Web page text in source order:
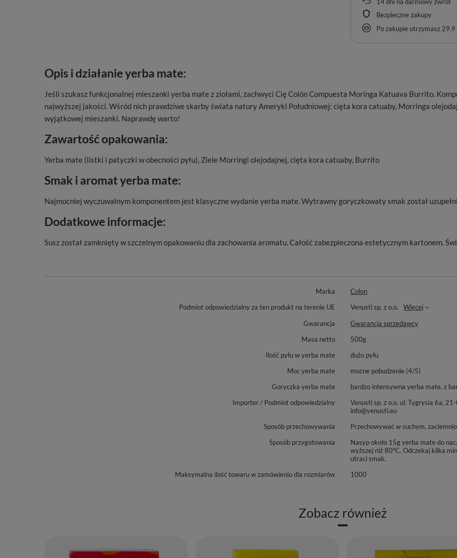
Bezpieczne zakupy
Po zakupie otrzymasz 29.9
Opis i działanie yerba mate:
Jeśli szukasz funkcjonalnej mieszanki yerba mate z ziołami, zachwyci Cię Colón Compuesta Moringa Katuava Burrito.
najwyższej jakości. Wśród nich prawdziwe skarby świata natury Ameryki Południowej: cięta kora catuaby, Morringa
wyjątkowej mieszanki. Naprawdę warto!
Zawartość opakowania:
Yerba mate (listki i patyczki w obecności pyłu), Ziele Morringi olejodajnej, cięta kora catuaby, Burrito
Smak i aromat yerba mate:
Najmocniej wyczuwalnym komponentem jest klasyczne wydanie yerba mate. Wytrawny goryczkowaty smak został
Dodatkowe informacje:
Susz został zamknięty w szczelnym opakowaniu dla zachowania aromatu. Całość zabezpieczona estetycznym kartonem.
Marka
Colon
Podmiot odpowiedzialny za ten produkt na terenie UE
Venusti sp. z o.o.
Więcej
Gwarancja
Gwarancja sprzedawcy
Masa netto
500g
Ilość pyłu w yerba mate
dużo pyłu
Moc yerba mate
mocne pobudzenie (4/5)
Goryczka yerba mate
bardzo intensywna yerba mate, z
Importer / Podmiot odpowiedzialny
Venusti sp. z o.o. ul. Tygrysia 6a,
info@venusti.eu
Sposób przechowywania
Przechowywać w suchym,
Sposób przygotowania
Nasyp około 15g yerba mate do
wyższej niż 80°C. Odczekaj kilka
utraci smak.
Maksymalna ilość towaru w zamówieniu dla rozmiarów
1000
Zobacz również